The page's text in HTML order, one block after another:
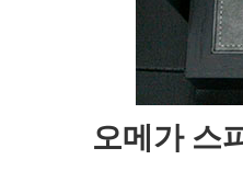
오메가 스